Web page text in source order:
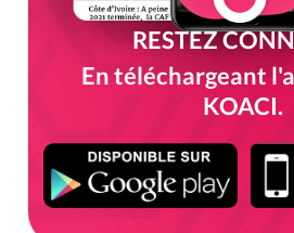
RESTEZ
En téléchargeant
KOACI.